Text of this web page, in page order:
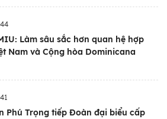
Làm sâu sắc hơn quan hệ hợp
Nam và Cộng hòa Dominicana
Phú Trọng tiếp Đoàn đại biểu cấp